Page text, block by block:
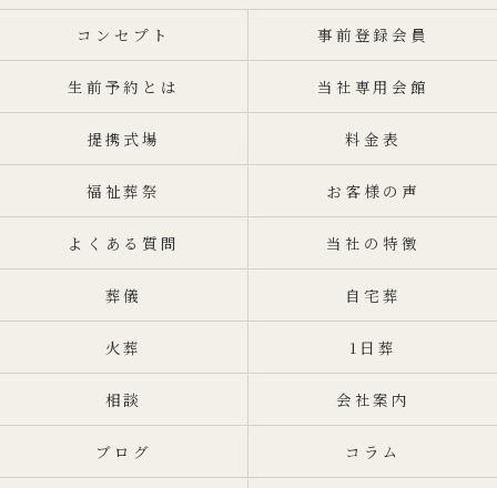
コンセプト 事前登録会員
生前予約とは 当社専用会館
提携式場 料金表
福祉葬祭 お客様の声
よくある質問 当社の特徴
葬儀 自宅葬
火葬 1日葬
相談 会社案内
ブログ コラム